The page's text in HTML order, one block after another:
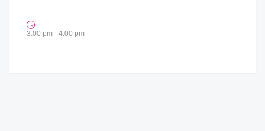
3:00 pm - 4:00 pm